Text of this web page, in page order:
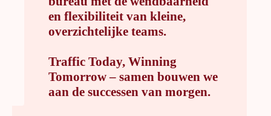
en flexibiliteit van kleine,
overzichtelijke teams.
Traffic Today, Winning
Tomorrow – samen bouwen we
aan de successen van morgen.